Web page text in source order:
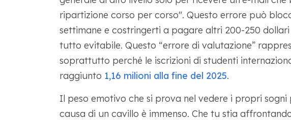
ripartizione corso per corso". Questo errore può
settimane e costringerti a pagare altri 200-250
tutto evitabile. Questo “errore di valutazione”
soprattutto perché le iscrizioni di studenti
raggiunto 1,16 milioni alla fine del 2025.
Il peso emotivo che si prova nel vedere i propri sogni
causa di un cavillo è immenso. Che tu stia